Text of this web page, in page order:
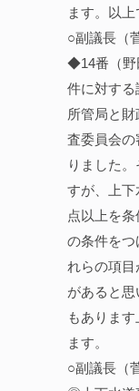
ます。以上
○副議長（
◆14番（野
件に対す
所管局と
査委員会
りました
すが、上下
点以上を
の条件をつ
れらの項
があると
もありま
ます。
○副議長（